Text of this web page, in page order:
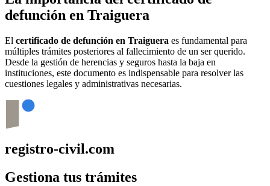
defunción en Traiguera
El certificado de defunción en Traiguera es fundamental para
múltiples trámites posteriores al fallecimiento de un ser querido.
Desde la gestión de herencias y seguros hasta la baja en
instituciones, este documento es indispensable para resolver las
cuestiones legales y administrativas necesarias.
registro-civil.com
Gestiona tus trámites